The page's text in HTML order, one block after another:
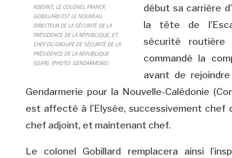
ADJOINT, LE COLONEL FRANCK
GOBILLARD EST LE NOUVEAU
DIRECTEUR DE LA SÉCURITÉ DE LA
PRÉSIDENCE DE LA RÉPUBLIQUE, ET
CHEF DU GROUPE DE SÉCURITÉ DE LA
PRÉSIDENCE DE LA RÉPUBLIQUE
(GSPR). (PHOTO: GENDARMERIE)
début sa carrière
la tête de
sécurité routière
commandé la
avant de
Gendarmerie pour la Nouvelle-Calédonie
est affecté à l’Elysée, successivement chef
chef adjoint, et maintenant chef.
Le colonel Gobillard remplacera ainsi